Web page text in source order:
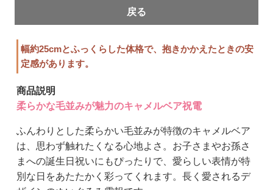
幅約25cmとふっくらした体格で、抱きかかえたときの安
定感があります。
商品説明
柔らかな毛並みが魅力のキャメルベア祝電
ふんわりとした柔らかい毛並みが特徴のキャメルベア
は、思わず触れたくなる心地よさ。お子さまやお孫さ
まへの誕生日祝いにもぴったりで、愛らしい表情が特
別な日をあたたかく彩ってくれます。長く愛されるデ
戻る